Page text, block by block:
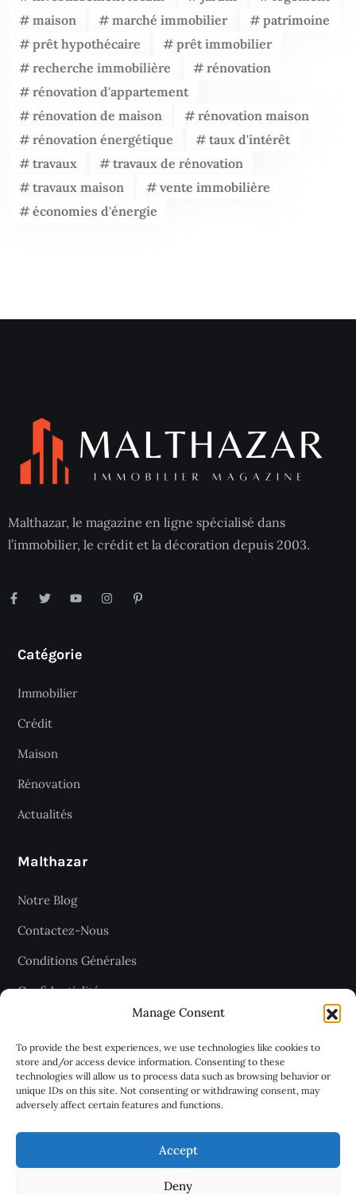
Manage Consent
To provide the best experiences, we use technologies like cookies to
store and/or access device information. Consenting to these
technologies will allow us to process data such as browsing behavior or
unique IDs on this site. Not consenting or withdrawing consent, may
adversely affect certain features and functions.
Accept
Deny
maison
marché immobilier
patrimoine
prêt hypothécaire
prêt immobilier
recherche immobilière
rénovation
rénovation d'appartement
rénovation de maison
rénovation maison
rénovation énergétique
taux d'intérêt
travaux
travaux de rénovation
travaux maison
vente immobilière
économies d'énergie
Malthazar, le magazine en ligne spécialisé dans
l’immobilier, le crédit et la décoration depuis 2003.
Catégorie
Immobilier
Crédit
Maison
Rénovation
Actualités
Malthazar
Notre Blog
Contactez-Nous
Conditions Générales
Confidentialité
Recevez les dernières articles
chaque jour